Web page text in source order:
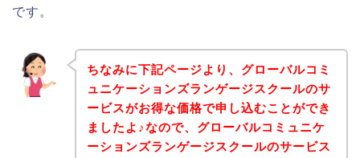
です。
ちなみに下記ページより、グローバルコミ
ュニケーションズランゲージスクールのサ
ービスがお得な価格で申し込むことができ
ましたよ♪なので、グローバルコミュニケ
ーションズランゲージスクールのサービス